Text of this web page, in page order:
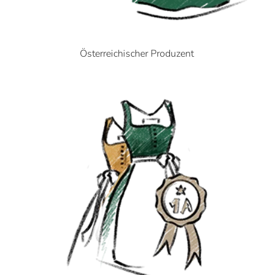
Österreichischer Produzent